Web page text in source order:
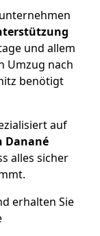
und allem
Umzug nach
benötigt
auf
Danané
alles sicher
erhalten Sie